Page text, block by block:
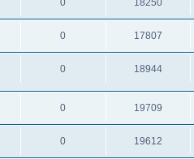
0 17807
0 18944
0 19709
0 19612